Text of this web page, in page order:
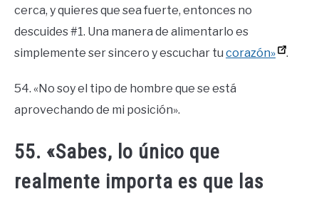
cerca, y quieres que sea fuerte, entonces no
descuides #1. Una manera de alimentarlo es
simplemente ser sincero y escuchar tu corazón» .
54. «No soy el tipo de hombre que se está
aprovechando de mi posición».
55. «Sabes, lo único que
realmente importa es que las